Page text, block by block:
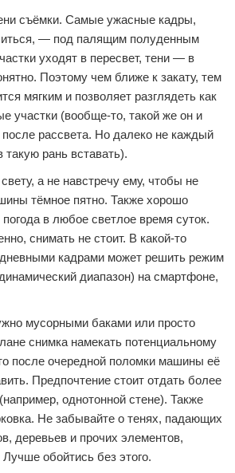
съёмки. Самые ужасные кадры,
— под палящим полуденным
уходят в пересвет, тени — в
Поэтому чем ближе к закату, тем
мягким и позволяет разглядеть как
участки (вообще-то, такой же он и
рассвета. Но далеко не каждый
такую рань вставать).
а не навстречу ему, чтобы не
тёмное пятно. Также хорошо
в любое светлое время суток.
снимать не стоит. В какой-то
кадрами может решить режим
диапазон) на смартфоне,
мусорными баками или просто
снимка намекать потенциальному
после очередной поломки машины её
Предпочтение стоит отдать более
однотонной стене). Также
Не забывайте о тенях, падающих
деревьев и прочих элементов,
обойтись без этого.